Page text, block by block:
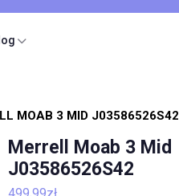
MOAB 3 MID J03586526S42
Merrell Moab 3 Mid
J03586526S42